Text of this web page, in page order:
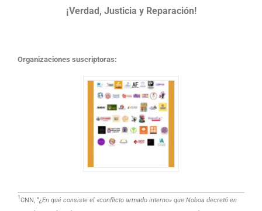
¡Verdad, Justicia y Reparación!
Organizaciones suscriptoras:
1 CNN, “¿En qué consiste el «conflicto armado interno» que Noboa decretó en